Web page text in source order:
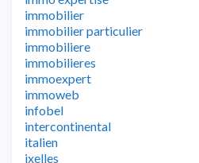
immobilier
immobilier particulier
immobiliere
immobilieres
immoexpert
immoweb
infobel
intercontinental
italien
ixelles